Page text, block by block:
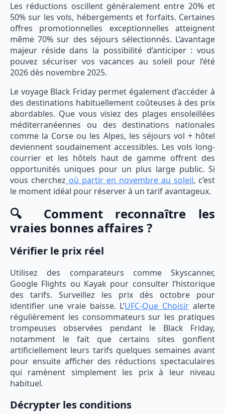
Les réductions oscillent généralement entre 20% et
50% sur les vols, hébergements et forfaits. Certaines
offres promotionnelles exceptionnelles atteignent
même 70% sur des séjours sélectionnés. L’avantage
majeur réside dans la possibilité d’anticiper : vous
pouvez sécuriser vos vacances au soleil pour l’été
2026 dès novembre 2025.
Le voyage Black Friday permet également d’accéder à
des destinations habituellement coûteuses à des prix
abordables. Que vous visiez des plages ensoleillées
méditerranéennes ou des destinations nationales
comme la Corse ou les Alpes, les séjours vol + hôtel
deviennent soudainement accessibles. Les vols long-
courrier et les hôtels haut de gamme offrent des
opportunités uniques pour un plus large public. Si
vous cherchez où partir en novembre au soleil, c’est
le moment idéal pour réserver à un tarif avantageux.
🔍 Comment reconnaître les
vraies bonnes affaires ?
Vérifier le prix réel
Utilisez des comparateurs comme Skyscanner,
Google Flights ou Kayak pour consulter l’historique
des tarifs. Surveillez les prix dès octobre pour
identifier une vraie baisse. L’UFC-Que Choisir alerte
régulièrement les consommateurs sur les pratiques
trompeuses observées pendant le Black Friday,
notamment le fait que certains sites gonflent
artificiellement leurs tarifs quelques semaines avant
pour ensuite afficher des réductions spectaculaires
qui ramènent simplement les prix à leur niveau
habituel.
Décrypter les conditions